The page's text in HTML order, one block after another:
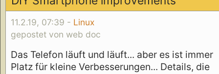
11.2.19, 07:39 - Linux
gepostet von web doc
Das Telefon läuft und läuft... aber es ist immer
Platz für kleine Verbesserungen... Details, die